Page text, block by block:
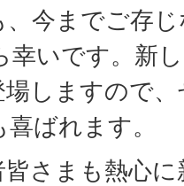
、今までご存
幸いです。新
場しますので
ばれます。
さまも熱心